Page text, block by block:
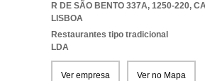
R DE SÃO BENTO 337A, 1250-220,
LISBOA
Restaurantes tipo tradicional
LDA
Ver empresa Ver no Mapa